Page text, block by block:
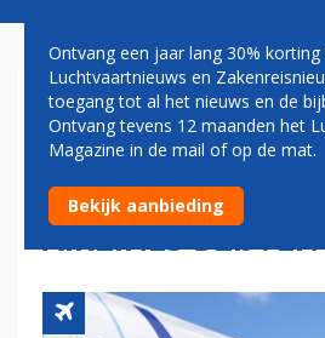
INDIGO MAG NOG
HALFJAARTJE MET
TOESTELLEN
AIRLINES
Ontvang een jaar lang 30%
Luchtvaartnieuws en
toegang tot al het nieuws en de
Ontvang tevens 12 maanden het
Magazine in de mail of op de mat.
Bekijk aanbieding